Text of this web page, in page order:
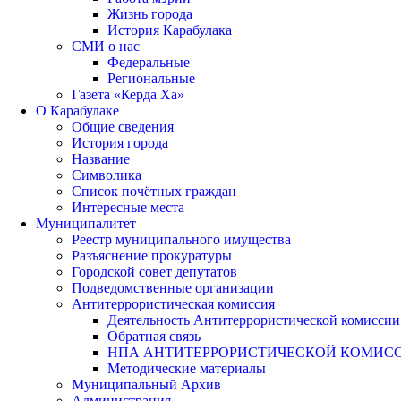
Жизнь города
История Карабулака
СМИ о нас
Федеральные
Региональные
Газета «Керда Ха»
О Карабулаке
Общие сведения
История города
Название
Символика
Список почётных граждан
Интересные места
Муниципалитет
Реестр муниципального имущества
Разъяснение прокуратуры
Городской совет депутатов
Подведомственные организации
Антитеррористическая комиссия
Деятельность Антитеррористической комиссии
Обратная связь
НПА АНТИТЕРРОРИСТИЧЕСКОЙ
Методические материалы
Муниципальный Архив